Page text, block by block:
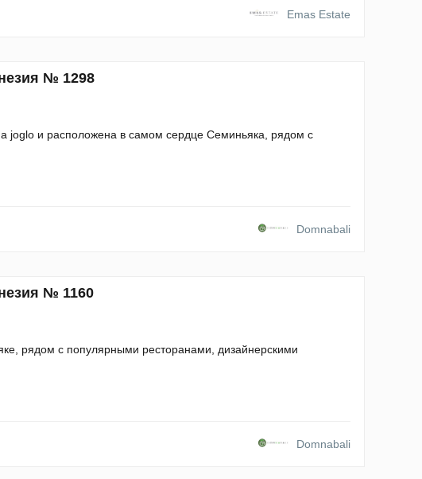
Emas Estate
№ 1298
joglo и расположена в самом сердце Семиньяка, рядом с
Domnabali
№ 1160
рядом с популярными ресторанами, дизайнерскими
Domnabali